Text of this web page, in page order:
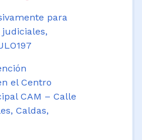
para
el Centro
CAM – Calle
Caldas,